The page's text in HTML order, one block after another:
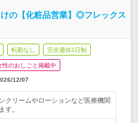
の【化粧品営業】◎フレックス
転勤なし 完全週休2日制
性のおしごと掲載中
12/07
クリームやローションなど医療機関
す。